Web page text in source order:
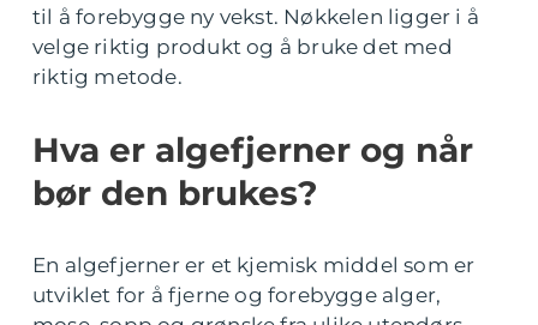
til å forebygge ny vekst. Nøkkelen ligger i å
velge riktig produkt og å bruke det med
riktig metode.
Hva er algefjerner og når
bør den brukes?
En algefjerner er et kjemisk middel som er
utviklet for å fjerne og forebygge alger,